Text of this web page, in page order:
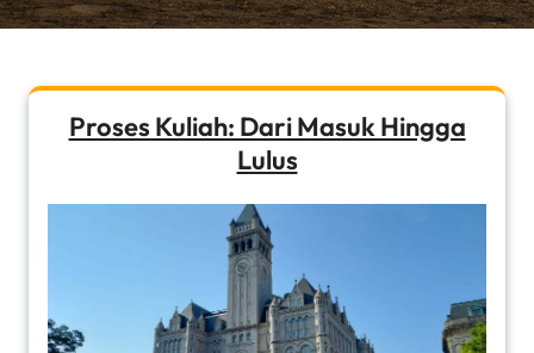
Proses Kuliah: Dari Masuk Hingga
Lulus